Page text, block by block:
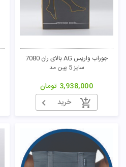
جوراب واریس AG بالای ران 7080
سایز 5 پین مد
3,938,000 تومان
خرید